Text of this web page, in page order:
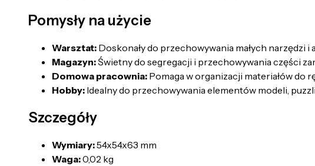
Pomysły na użycie
Warsztat: Doskonały do przechowywania małych narzędzi
Magazyn:Świetny do segregacji i przechowywania części
Domowa pracownia: Pomaga w organizacji materiałów do
Hobby: Idealny do przechowywania elementów modeli,
Szczegóły
Wymiary:54x54x63 mm
Waga:0,02 kg